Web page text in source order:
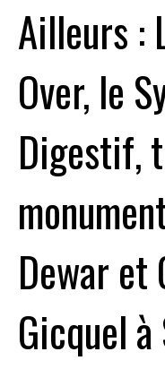
Ailleurs :
Over, le
Digestif,
Dewar et
Gicquel